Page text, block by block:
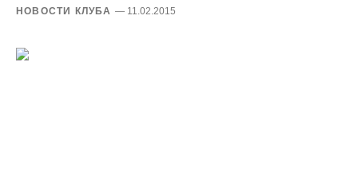
НОВОСТИ КЛУБА — 11.02.2015